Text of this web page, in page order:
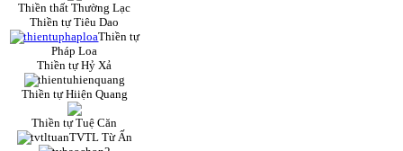
Thiền thất Thường Lạc
Thiền tự Tiêu Dao
Thiền tự
Pháp Loa
Thiền tự Hỷ Xả
Thiền tự Hiiện Quang
Thiền tự Tuệ Căn
TVTL Từ Ấn